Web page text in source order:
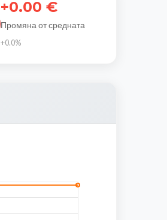
+0.00 €
Промяна от средната
+0.0%